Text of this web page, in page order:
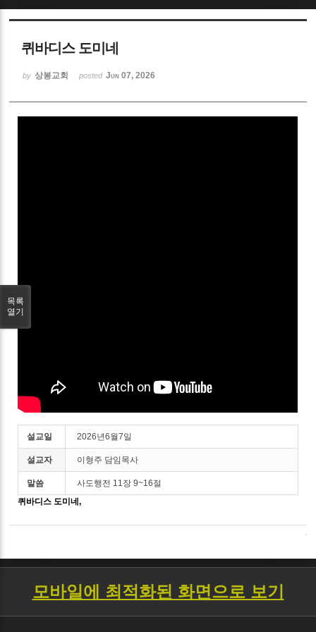
퀴바디스 도미네
by 상봉교회 posted Jun 07, 2026
설교일 2026년6월7일
설교자 이형주 담임목사
말씀
사도행전 11장 9~16절
퀴바디스 도미네,
목록
열기
모바일에 최적화된 화면으로 보기
Sketchbook5, 스케치북5